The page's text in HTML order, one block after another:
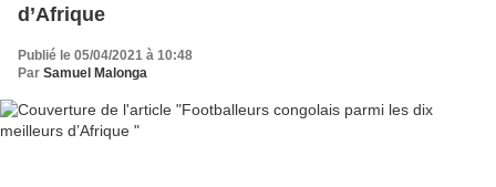
d’Afrique
Publié le 05/04/2021 à 10:48
Par Samuel Malonga